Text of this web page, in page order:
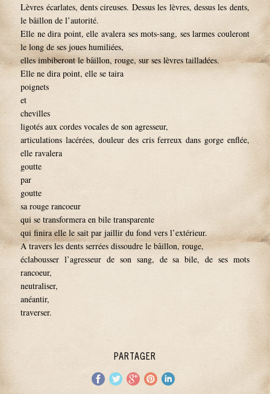
Lèvres écarlates, dents cireuses. Dessus les lèvres, dessus les dents,
le bâillon de l’autorité.
Elle ne dira point, elle avalera ses mots-sang, ses larmes couleront
le long de ses joues humiliées,
elles imbiberont le bâillon, rouge, sur ses lèvres tailladées.
Elle ne dira point, elle se taira
poignets
et
chevilles
ligotés aux cordes vocales de son agresseur,
articulations lacérées, douleur des cris ferreux dans gorge enflée,
elle ravalera
goutte
par
goutte
sa rouge rancoeur
qui se transformera en bile transparente
qui finira elle le sait par jaillir du fond vers l’extérieur.
A travers les dents serrées dissoudre le bâillon, rouge,
éclabousser l’agresseur de son sang, de sa bile, de ses mots
rancoeur,
neutraliser,
anéantir,
traverser.
PARTAGER